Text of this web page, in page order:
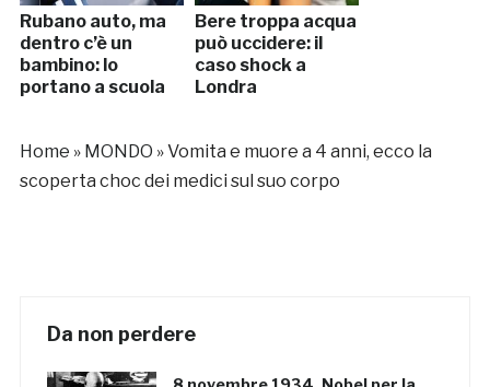
Rubano auto, ma
dentro c’è un
bambino: lo
portano a scuola
Bere troppa acqua
può uccidere: il
caso shock a
Londra
Home » MONDO »Vomita e muore a 4 anni, ecco la
scoperta choc dei medici sul suo corpo
Da non perdere